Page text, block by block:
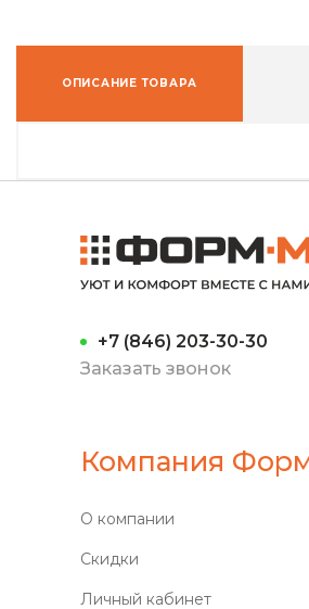
ОПИСАНИЕ ТОВАРА
+7 (846) 203-30-30
Заказать звонок
Компания
О компании
Скидки
Личный кабинет